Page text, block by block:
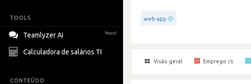
TOOLS
Teamlyzer AI Novo!
Calculadora de salários TI
CONTEÚDO
web-app
Visão geral Emprego (1)